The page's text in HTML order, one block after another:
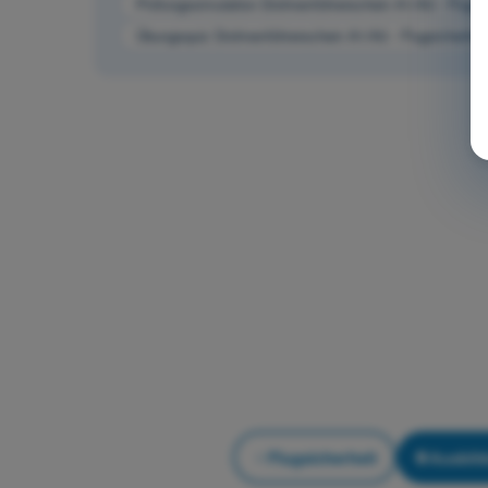
Übungsquiz Drohnenführerschein A1/A3 - Flugsicherheit
Flugsicherheit